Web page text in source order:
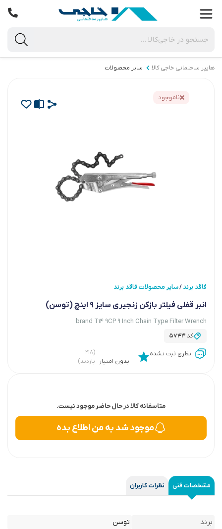
هایپر ساختمانی خاجی‌ کالا سایر محصولات
ناموجود
فاقد برند/سایر محصولات فاقد برند
انبر قفلی فیلتر بازکن زنجیری سایز 9 اینچ (توسن)
brand T14 9CP 9 Inch Chain Type Filter Wrench
کد5743
نظری ثبت نشده
بدون امتیاز
(۲۱۸
بازدید)
متاسفانه کالا در حال حاضر موجود نیست.
موجود شد به من اطلاع بده
مشخصات فنی نظرات کاربران
برند
توسن